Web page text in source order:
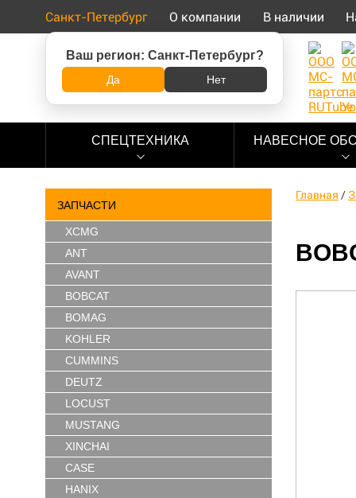
Санкт-Петербург
Ваш регион: Санкт-Петербург?
Да Нет
О компании В наличии
8 (800) 500-73-92
СПЕЦТЕХНИКА НАВЕСНОЕ
ЗАПЧАСТИ
XCMG
ANT
AVANT
BOBCAT
BOMAG
KOHLER
CUMMINS
DEUTZ
LOCUST
MUSTANG
XINCHAI
CASE
HANIX
Главная /